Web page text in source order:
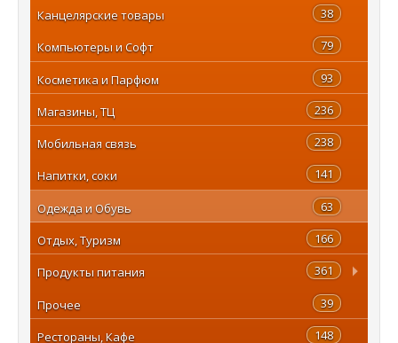
38
Канцелярские товары
79
Компьютеры и Софт
93
Косметика и Парфюм
236
Магазины, ТЦ
238
Мобильная связь
141
Напитки, соки
63
Одежда и Обувь
166
Отдых, Туризм
361
Продукты питания
39
Прочее
148
Рестораны, Кафе